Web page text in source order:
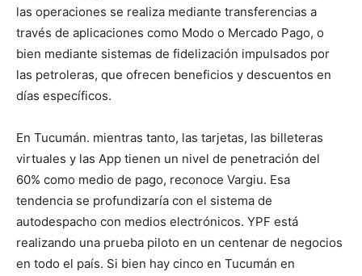
las operaciones se realiza mediante transferencias a
través de aplicaciones como Modo o Mercado Pago, o
bien mediante sistemas de fidelización impulsados por
las petroleras, que ofrecen beneficios y descuentos en
días específicos.
En Tucumán. mientras tanto, las tarjetas, las billeteras
virtuales y las App tienen un nivel de penetración del
60% como medio de pago, reconoce Vargiu. Esa
tendencia se profundizaría con el sistema de
autodespacho con medios electrónicos. YPF está
realizando una prueba piloto en un centenar de negocios
en todo el país. Si bien hay cinco en Tucumán en